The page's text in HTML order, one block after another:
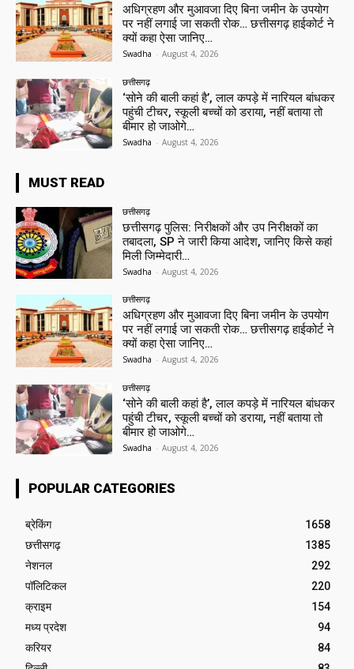
अधिग्रहण और मुआवजा दिए बिना जमीन के उपयोग
पर नहीं लगाई जा सकती रोक… छत्तीसगढ़ हाईकोर्ट ने
क्यों कहा ऐसा जानिए…
Swadha - August 4, 2026
छत्तीसगढ़
‘सोने की बाली कहां है’, लाल कपड़े में नारियल बांधकर
पहुंची टीचर, स्कूली बच्चों को डराया, नहीं बताया तो
बीमार हो जाओगे…
Swadha - August 4, 2026
MUST READ
छत्तीसगढ़
छत्तीसगढ़ पुलिस: निरीक्षकों और उप निरीक्षकों का
तबादला, SP ने जारी किया आदेश, जानिए किसे कहां
मिली जिम्मेदारी…
Swadha - August 4, 2026
छत्तीसगढ़
अधिग्रहण और मुआवजा दिए बिना जमीन के उपयोग
पर नहीं लगाई जा सकती रोक… छत्तीसगढ़ हाईकोर्ट ने
क्यों कहा ऐसा जानिए…
Swadha - August 4, 2026
छत्तीसगढ़
‘सोने की बाली कहां है’, लाल कपड़े में नारियल बांधकर
पहुंची टीचर, स्कूली बच्चों को डराया, नहीं बताया तो
बीमार हो जाओगे…
Swadha - August 4, 2026
POPULAR CATEGORIES
ब्रेकिंग
1658
छत्तीसगढ़
1385
नेशनल
292
पॉलिटिकल
220
क्राइम
154
मध्य प्रदेश
94
करियर
84